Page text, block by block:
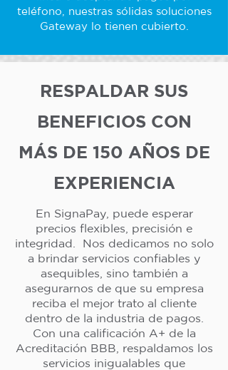
teléfono, nuestras sólidas soluciones
Gateway lo tienen cubierto.
RESPALDAR SUS
BENEFICIOS CON
MÁS DE 150 AÑOS DE
EXPERIENCIA
En SignaPay, puede esperar
precios flexibles, precisión e
integridad. Nos dedicamos no solo
a brindar servicios confiables y
asequibles, sino también a
asegurarnos de que su empresa
reciba el mejor trato al cliente
dentro de la industria de pagos.
Con una calificación A+ de la
Acreditación BBB, respaldamos los
servicios inigualables que